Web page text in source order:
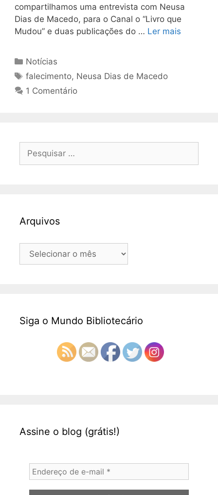
compartilhamos uma entrevista com Neusa
Dias de Macedo, para o Canal o “Livro que
Mudou” e duas publicações do … Ler mais
Categorias
Notícias
Tags
falecimento, Neusa Dias de Macedo
1 Comentário
por:
Arquivos
Arquivos
Siga o Mundo Bibliotecário
Assine o blog (grátis!)
Endereço
de
e-